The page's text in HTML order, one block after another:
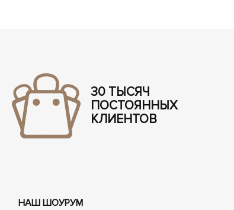
30 ТЫСЯЧ
ПОСТОЯННЫХ
КЛИЕНТОВ
НАШ ШОУРУМ